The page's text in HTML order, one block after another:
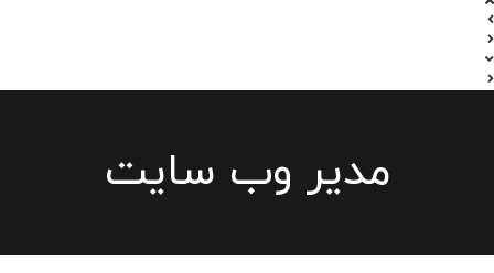
مدیر وب سایت